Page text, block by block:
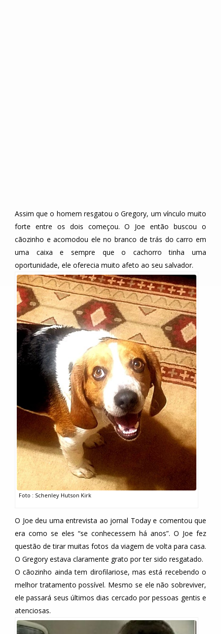
Assim que o homem resgatou o Gregory, um vínculo muito
forte entre os dois começou. O Joe então buscou o
cãozinho e acomodou ele no branco de trás do carro em
uma caixa e sempre que o cachorro tinha uma
oportunidade, ele oferecia muito afeto ao seu salvador.
Foto : Schenley Hutson Kirk
O Joe deu uma entrevista ao jornal Today e comentou que
era como se eles “se conhecessem há anos”. O Joe fez
questão de tirar muitas fotos da viagem de volta para casa.
O Gregory estava claramente grato por ter sido resgatado.
O cãozinho ainda tem dirofilariose, mas está recebendo o
melhor tratamento possível. Mesmo se ele não sobreviver,
ele passará seus últimos dias cercado por pessoas gentis e
atenciosas.